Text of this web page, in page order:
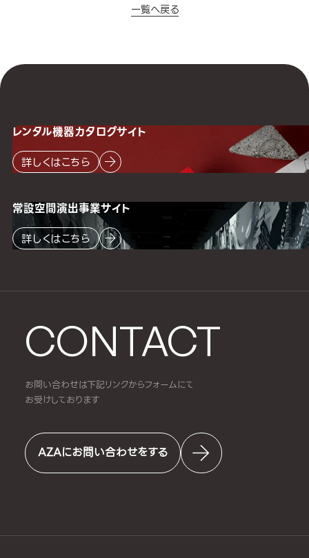
一覧へ戻る
CONTACT
お問い合わせは下記リンクからフォームにて
お受けしております
AZAにお問い合わせをする
レンタル機器カタログサイト
詳しくはこちら
常設空間演出事業サイト
詳しくはこちら